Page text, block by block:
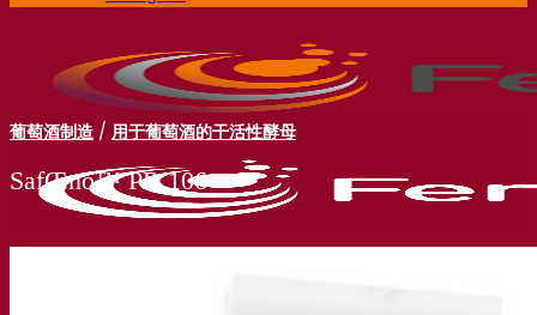
葡萄酒制造 / 用于葡萄酒的干活性酵母
SafŒno™ PR 106